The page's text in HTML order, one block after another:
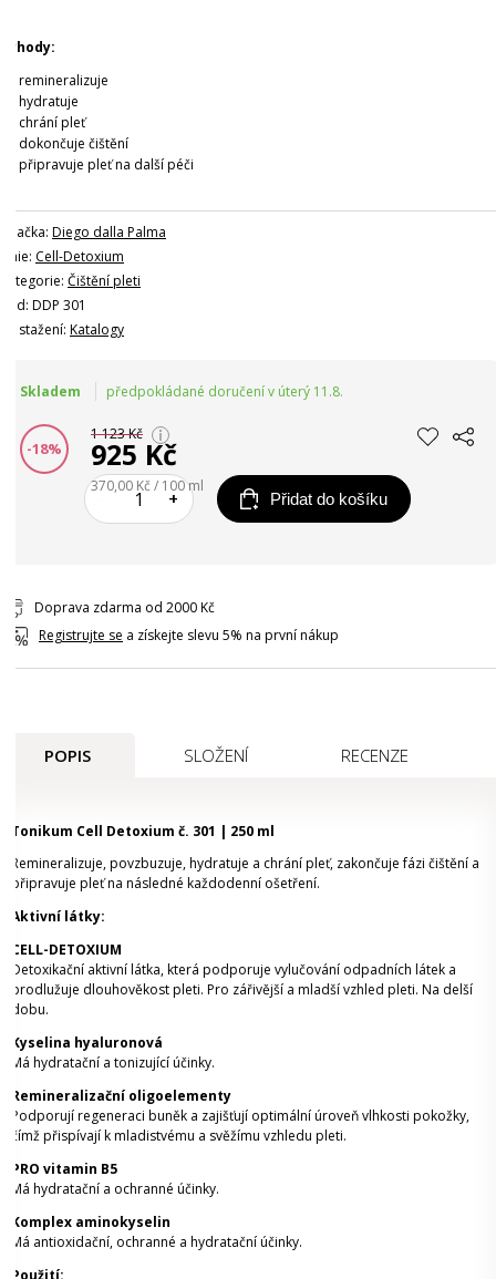
Výhody:
remineralizuje
hydratuje
chrání pleť
dokončuje čištění
připravuje pleť na další péči
Značka: Diego dalla Palma
Linie: Cell-Detoxium
Kategorie: Čištění pleti
Kód: DDP 301
Ke stažení: Katalogy
Skladem předpokládané doručení v úterý 11.8.
-18%
1 123 Kč
925 Kč
370,00 Kč / 100 ml
+ Přidat do košíku
Doprava zdarma od 2000 Kč
Registrujte se a získejte slevu 5% na první nákup
POPIS SLOŽENÍ RECENZE
Tonikum Cell Detoxium č. 301 | 250 ml
Remineralizuje, povzbuzuje, hydratuje a chrání pleť, zakončuje fázi čištění a
připravuje pleť na následné každodenní ošetření.
Aktivní látky:
CELL-DETOXIUM
Detoxikační aktivní látka, která podporuje vylučování odpadních látek a
prodlužuje dlouhověkost pleti. Pro zářivější a mladší vzhled pleti. Na delší
dobu.
Kyselina hyaluronová
Má hydratační a tonizující účinky.
Remineralizační oligoelementy
Podporují regeneraci buněk a zajišťují optimální úroveň vlhkosti pokožky,
čímž přispívají k mladistvému a svěžímu vzhledu pleti.
PRO vitamin B5
Má hydratační a ochranné účinky.
Komplex aminokyselin
Má antioxidační, ochranné a hydratační účinky.
Použití: